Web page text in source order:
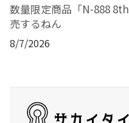
数量限定商品「N-888
売するねん
8/7/2026